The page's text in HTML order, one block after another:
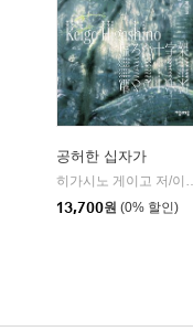
공허한 십자가
13,700원 (0% 할인)